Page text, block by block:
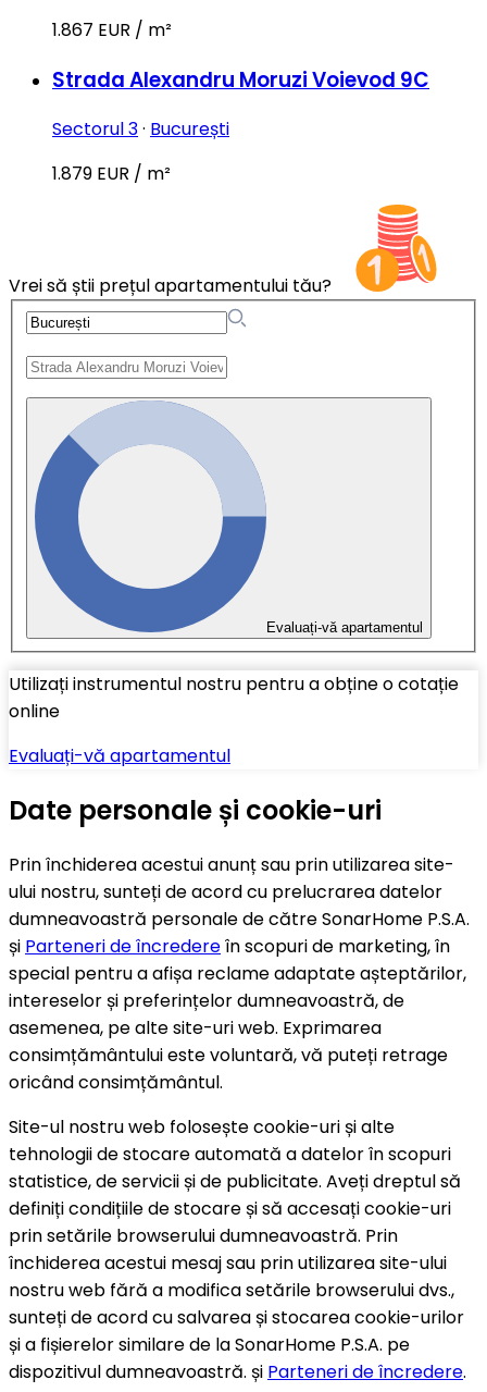
1.867 EUR / m²
Strada Alexandru Moruzi Voievod 9C
Sectorul 3· București
1.879 EUR / m²
Vrei să știi prețul apartamentului tău?
Evaluați-vă apartamentul
Utilizați instrumentul nostru pentru a obține o cotație
online
Evaluați-vă apartamentul
Date personale și cookie-uri
Prin închiderea acestui anunț sau prin utilizarea site-
ului nostru, sunteți de acord cu prelucrarea datelor
dumneavoastră personale de către SonarHome P.S.A.
și Parteneri de încredereîn scopuri de marketing, în
special pentru a afișa reclame adaptate așteptărilor,
intereselor și preferințelor dumneavoastră, de
asemenea, pe alte site-uri web. Exprimarea
consimțământului este voluntară, vă puteți retrage
oricând consimțământul.
Site-ul nostru web folosește cookie-uri și alte
tehnologii de stocare automată a datelor în scopuri
statistice, de servicii și de publicitate. Aveți dreptul să
definiți condițiile de stocare și să accesați cookie-uri
prin setările browserului dumneavoastră. Prin
închiderea acestui mesaj sau prin utilizarea site-ului
nostru web fără a modifica setările browserului dvs.,
sunteți de acord cu salvarea și stocarea cookie-urilor
și a fișierelor similare de la SonarHome P.S.A. pe
dispozitivul dumneavoastră. și Parteneri de încredere.